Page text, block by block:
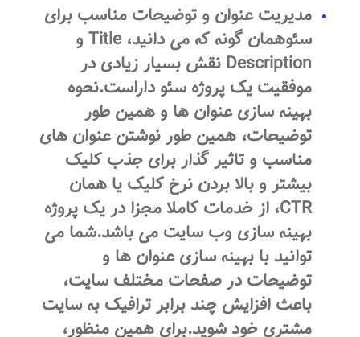
مدیریت عنوان و توضیحات مناسب برای
سئوهمان گونه که می دانید، Title و
Description نقش بسیار زیادی در
موفقیت یک پروژه سئو داراست.نحوه
بهینه سازی عنوان ها و همین طور
توضیحات، همین طور نوشتن عنوان های
مناسب و تاثیر گذار برای جذب کلیک
بیشتر و بالا بردن نرخ کلیک یا همان
CTR، از خدمات کاملا مجزا در یک پروژه
بهینه سازی وب سایت می باشد.شما می
توانید با بهینه سازی عنوان ها و
توضیحات در صفحات مختلف سایت،
باعث افزایش چند برابر ترافیک به سایت
مشتری خود شوید.برای همین منظور،